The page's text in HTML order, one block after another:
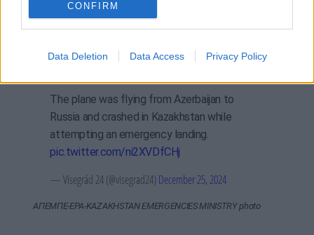
CONFIRM
Data Deletion Data Access Privacy Policy
Videos of the plane wreckage in Kazakhstan
have some people thinking it might have
defense missile.
The plane was flying from Azerbaijan to
Russia and crashed in Kazakhstan while
attempting an emergency landing.
pic.twitter.com/ni2XVDfCHj
— Visegrád 24 (@visegrad24)December 25, 2024
ΑΠΕΜΠΕ-EPA-KAZAKHSTAN EMERGENCIES MINISTRY photo